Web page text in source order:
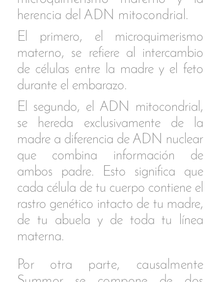
La cuadratura del círculo